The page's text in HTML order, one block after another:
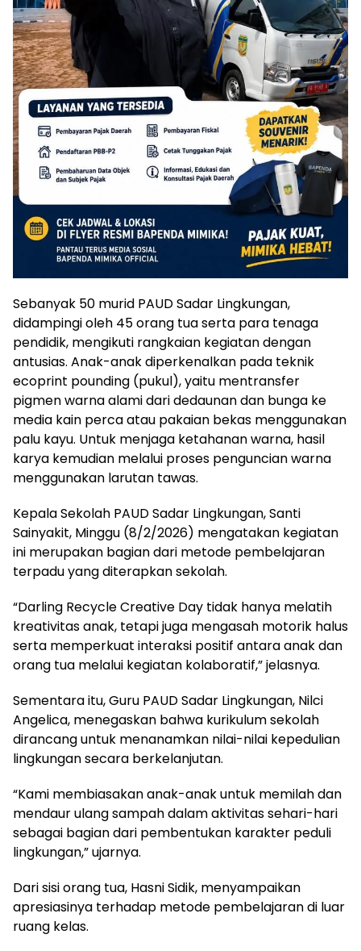
Sebanyak 50 murid PAUD Sadar Lingkungan,
didampingi oleh 45 orang tua serta para tenaga
pendidik, mengikuti rangkaian kegiatan dengan
antusias. Anak-anak diperkenalkan pada teknik
ecoprint pounding (pukul), yaitu mentransfer
pigmen warna alami dari dedaunan dan bunga ke
media kain perca atau pakaian bekas menggunakan
palu kayu. Untuk menjaga ketahanan warna, hasil
karya kemudian melalui proses penguncian warna
menggunakan larutan tawas.
Kepala Sekolah PAUD Sadar Lingkungan, Santi
Sainyakit, Minggu (8/2/2026) mengatakan kegiatan
ini merupakan bagian dari metode pembelajaran
terpadu yang diterapkan sekolah.
“Darling Recycle Creative Day tidak hanya melatih
kreativitas anak, tetapi juga mengasah motorik halus
serta memperkuat interaksi positif antara anak dan
orang tua melalui kegiatan kolaboratif,” jelasnya.
Sementara itu, Guru PAUD Sadar Lingkungan, Nilci
Angelica, menegaskan bahwa kurikulum sekolah
dirancang untuk menanamkan nilai-nilai kepedulian
lingkungan secara berkelanjutan.
“Kami membiasakan anak-anak untuk memilah dan
mendaur ulang sampah dalam aktivitas sehari-hari
sebagai bagian dari pembentukan karakter peduli
lingkungan,” ujarnya.
Dari sisi orang tua, Hasni Sidik, menyampaikan
apresiasinya terhadap metode pembelajaran di luar
ruang kelas.